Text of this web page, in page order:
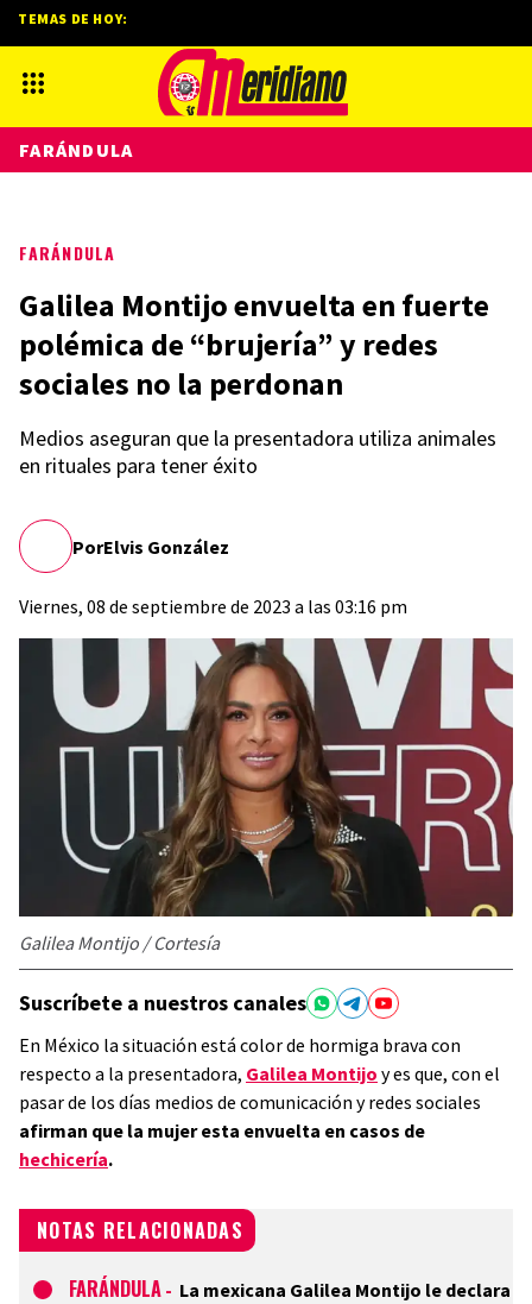
FARÁNDULA
Galilea Montijo envuelta en fuerte
polémica de “brujería” y redes
sociales no la perdonan
Medios aseguran que la presentadora utiliza animales
en rituales para tener éxito
PorElvis González
Viernes, 08 de septiembre de 2023 a las 03:16 pm
Galilea Montijo / Cortesía
Suscríbete a nuestros canales
En México la situación está color de hormiga brava con
respecto a la presentadora, Galilea Montijo y es que, con el
pasar de los días medios de comunicación y redes sociales
afirman que la mujer esta envuelta en casos de
hechicería.
NOTAS RELACIONADAS
FARÁNDULA - La mexicana Galilea Montijo le declara
TEMAS DE HOY:
FARÁNDULA